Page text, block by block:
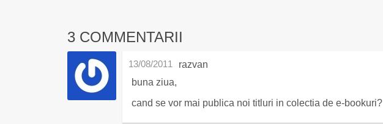
3 COMMENTARII
razvan
13/08/2011
buna ziua,
cand se vor mai publica noi titluri in colectia de e-bookuri?